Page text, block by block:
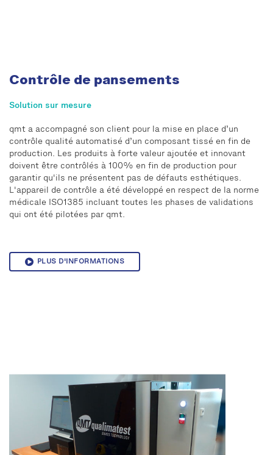
Contrôle de pansements
Solution sur mesure
qmt a accompagné son client pour la mise en place d’un
contrôle qualité automatisé d’un composant tissé en fin de
production. Les produits à forte valeur ajoutée et innovant
doivent être contrôlés à 100% en fin de production pour
garantir qu'ils ne présentent pas de défauts esthétiques.
L'appareil de contrôle a été développé en respect de la norme
médicale ISO1385 incluant toutes les phases de validations
qui ont été pilotées par qmt.
PLUS D'INFORMATIONS